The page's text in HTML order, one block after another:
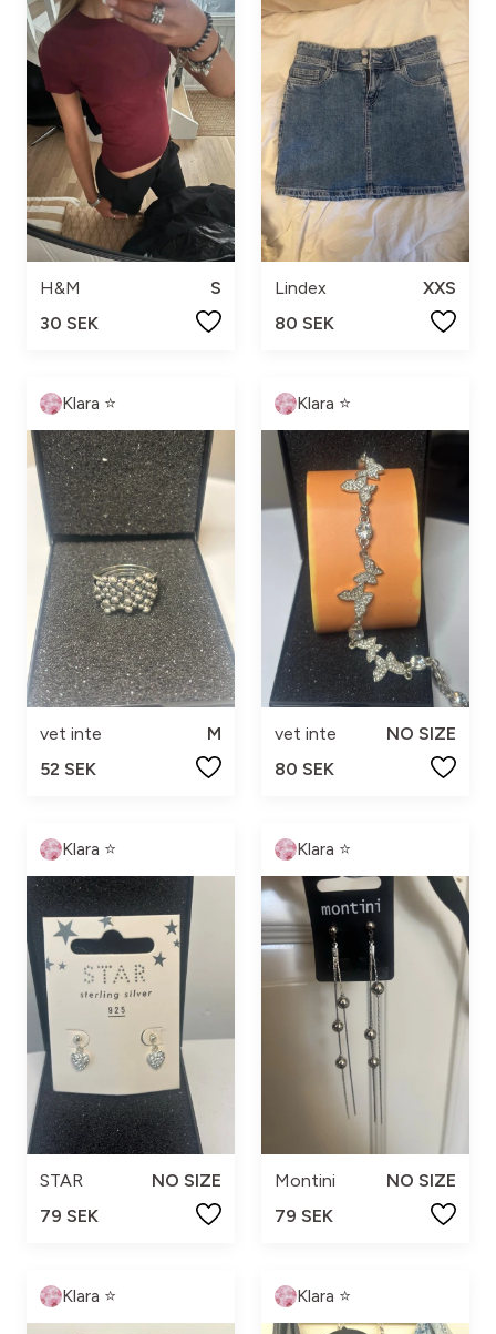
H&M
S
30 SEK
Lindex
XXS
80 SEK
Klara ⭐️
vet inte
M
52 SEK
Klara ⭐️
vet inte
NO SIZE
80 SEK
Klara ⭐️
STAR
NO SIZE
79 SEK
Klara ⭐️
Montini
NO SIZE
79 SEK
Klara ⭐️ Klara ⭐️